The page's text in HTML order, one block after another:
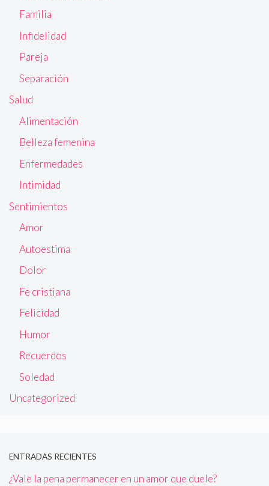
Familia
Infidelidad
Pareja
Separación
Salud
Alimentación
Belleza femenina
Enfermedades
Intimidad
Sentimientos
Amor
Autoestima
Dolor
Fe cristiana
Felicidad
Humor
Recuerdos
Soledad
Uncategorized
ENTRADAS RECIENTES
¿Vale la pena permanecer en un amor que duele?